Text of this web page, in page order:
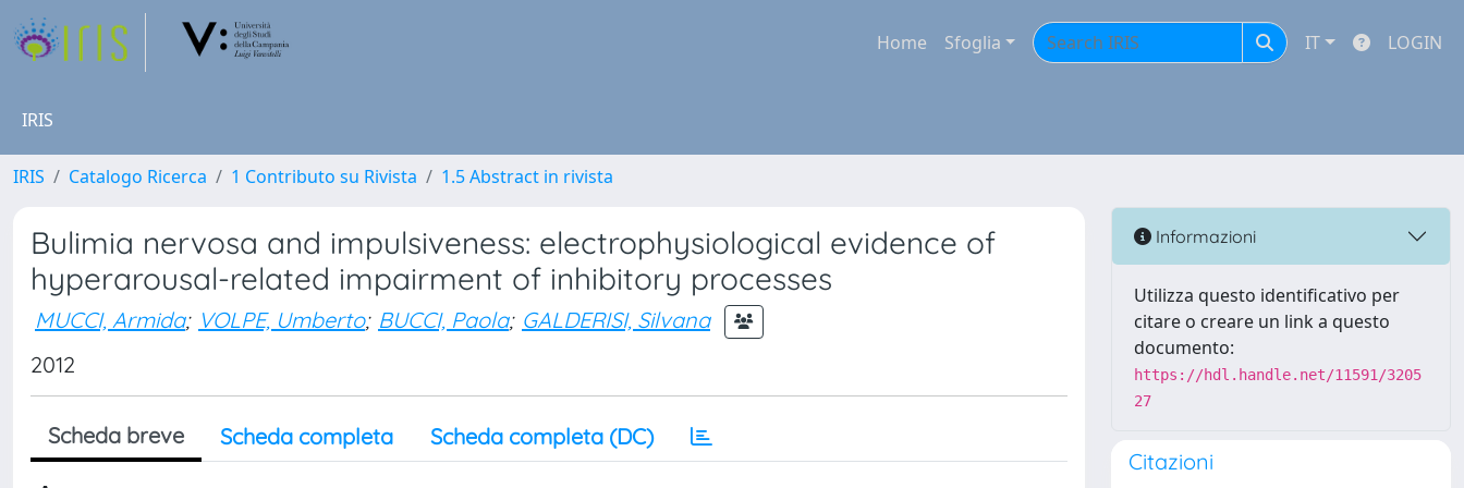
Home Sfoglia IT LOGIN
IRIS
IRIS Catalogo Ricerca 1 Contributo su Rivista 1.5 Abstract in rivista
Bulimia nervosa and impulsiveness: electrophysiological evidence of
hyperarousal-related impairment of inhibitory processes
MUCCI, Armida; VOLPE, Umberto; BUCCI, Paola; GALDERISI, Silvana
2012
Scheda breve Scheda completa Scheda completa (DC)
Informazioni
Utilizza questo identificativo per
citare o creare un link a questo
documento:
https://hdl.handle.net/11591/3205
27
Citazioni